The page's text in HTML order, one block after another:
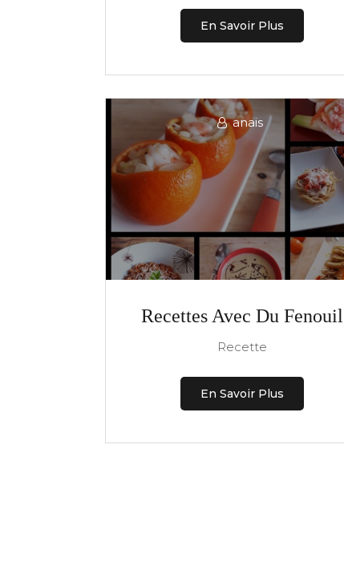
En Savoir Plus
anais
Recettes Avec Du Fenouil
Recette
En Savoir Plus